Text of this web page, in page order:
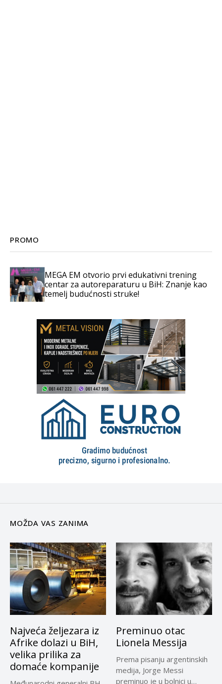
PROMO
MEGA EM otvorio prvi edukativni trening
centar za autoreparaturu u BiH: Znanje kao
temelj budućnosti struke!
MOŽDA VAS ZANIMA
Najveća željezara iz
Afrike dolazi u BiH,
velika prilika za
domaće kompanije
Preminuo otac
Lionela Messija
Prema pisanju argentinskih
medija, Jorge Messi
preminuo je u bolnici u